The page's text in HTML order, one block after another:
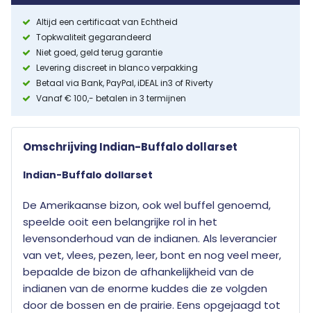
Altijd een certificaat van Echtheid
Topkwaliteit gegarandeerd
Niet goed, geld terug garantie
Levering discreet in blanco verpakking
Betaal via Bank, PayPal, iDEAL in3 of Riverty
Vanaf € 100,- betalen in 3 termijnen
Omschrijving Indian-Buffalo dollarset
Indian-Buffalo dollarset
De Amerikaanse bizon, ook wel buffel genoemd,
speelde ooit een belangrijke rol in het
levensonderhoud van de indianen. Als leverancier
van vet, vlees, pezen, leer, bont en nog veel meer,
bepaalde de bizon de afhankelijkheid van de
indianen van de enorme kuddes die ze volgden
door de bossen en de prairie. Eens opgejaagd tot